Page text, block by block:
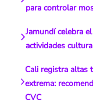
para controlar
Jamundí celebra
actividades
Cali registra altas
extrema:
CVC